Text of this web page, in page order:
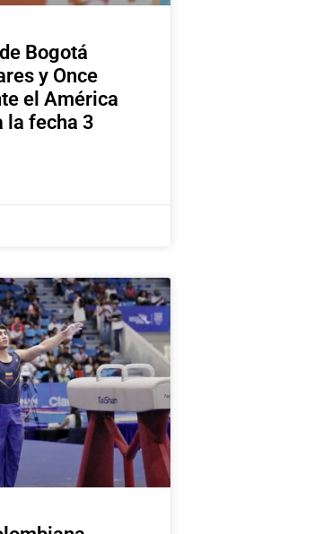
Bogotá
y Once
el América
la fecha 3